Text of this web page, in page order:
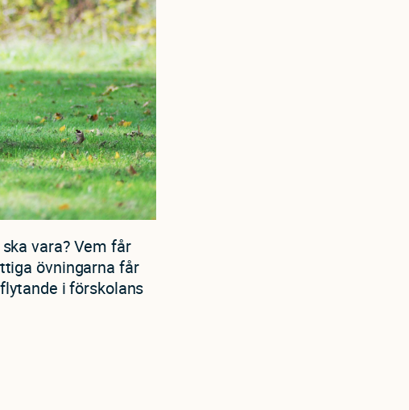
vara? Vem får
övningarna får
i förskolans